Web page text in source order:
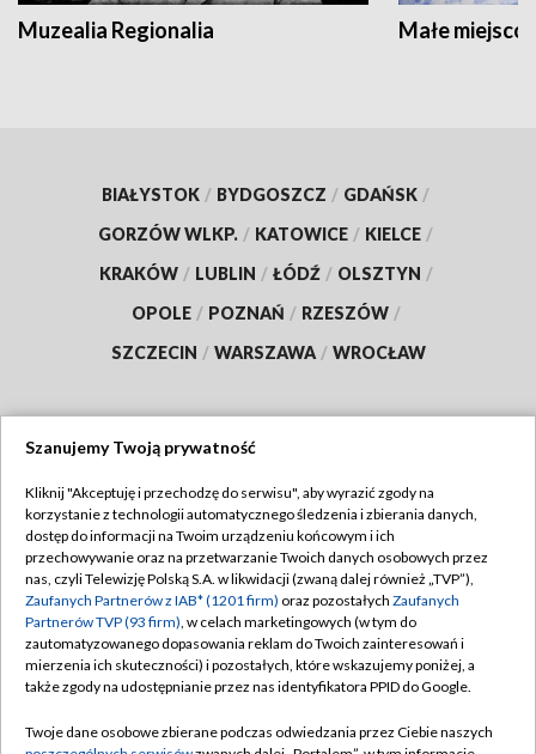
Muzealia Regionalia Małe
BIAŁYSTOK / BYDGOSZCZ / GDAŃSK /
GORZÓW WLKP. / KATOWICE / KIELCE /
KRAKÓW / LUBLIN / ŁÓDŹ / OLSZTYN /
OPOLE / POZNAŃ / RZESZÓW /
SZCZECIN / WARSZAWA / WROCŁAW
TVP
Abonament TVP
Emisja w TVP
Centrum informacji TVP
Naziemna Telewizja Cyfrowa
Regulamin TVP
Polityka prywatności
Moje zgody
Pomoc
Szanujemy Twoją prywatność
Kliknij "Akceptuję i przechodzę do serwisu", aby wyrazić zgody na
korzystanie z technologii automatycznego śledzenia i zbierania danych,
dostęp do informacji na Twoim urządzeniu końcowym i ich
przechowywanie oraz na przetwarzanie Twoich danych osobowych przez
nas, czyli Telewizję Polską S.A. w likwidacji (zwaną dalej również „TVP”),
Zaufanych Partnerów z IAB* (1201 firm) oraz pozostałych Zaufanych
Partnerów TVP (93 firm), w celach marketingowych (w tym do
zautomatyzowanego dopasowania reklam do Twoich zainteresowań i
mierzenia ich skuteczności) i pozostałych, które wskazujemy poniżej, a
także zgody na udostępnianie przez nas identyfikatora PPID do Google.
Twoje dane osobowe zbierane podczas odwiedzania przez Ciebie naszych